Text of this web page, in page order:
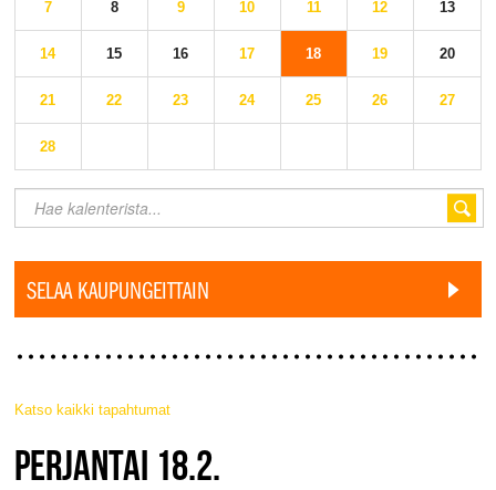
7 8 9 10 11 12 13
14 15 16 17 18 19 20
21 22 23 24 25 26 27
28
SELAA KAUPUNGEITTAIN
Katso kaikki tapahtumat
JAZZ FINLAND LIVE
PERJANTAI 18.2.